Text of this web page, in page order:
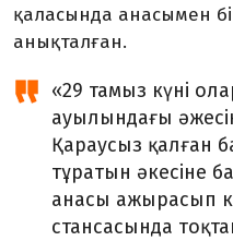
қаласында анасымен
анықталған.
«29 тамыз күні
ауылындағы
Қараусыз қалған
тұратын әкесіне
анасы ажырасып
стансасында